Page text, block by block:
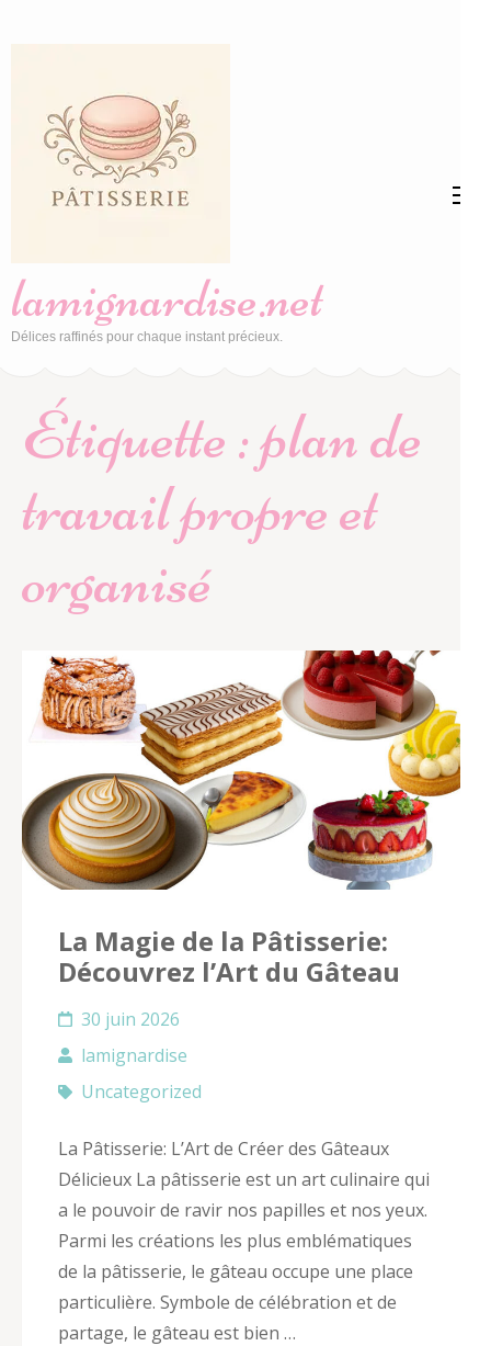
(Pressez
Entrée)
lamignardise.net
Délices raffinés pour chaque instant précieux.
Étiquette :plan de
travail propre et
organisé
La Magie de la Pâtisserie:
Découvrez l’Art du Gâteau
30 juin 2026
lamignardise
Uncategorized
La Pâtisserie: L’Art de Créer des Gâteaux
Délicieux La pâtisserie est un art culinaire qui
a le pouvoir de ravir nos papilles et nos yeux.
Parmi les créations les plus emblématiques
de la pâtisserie, le gâteau occupe une place
particulière. Symbole de célébration et de
partage, le gâteau est bien …